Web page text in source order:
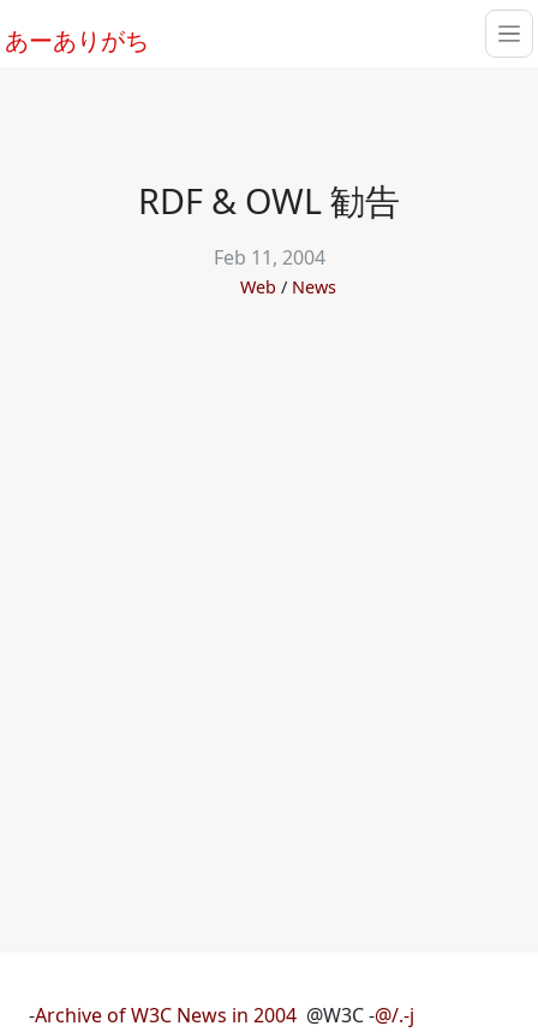
あーありがち
RDF & OWL 勧告
Feb 11, 2004
Web News
-Archive of W3C News in 2004 @W3C -@/.-j